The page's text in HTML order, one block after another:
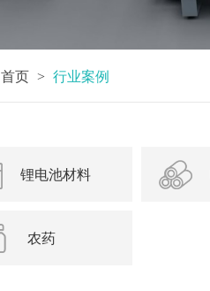
首页 > 行业案例
锂电池材料
农药